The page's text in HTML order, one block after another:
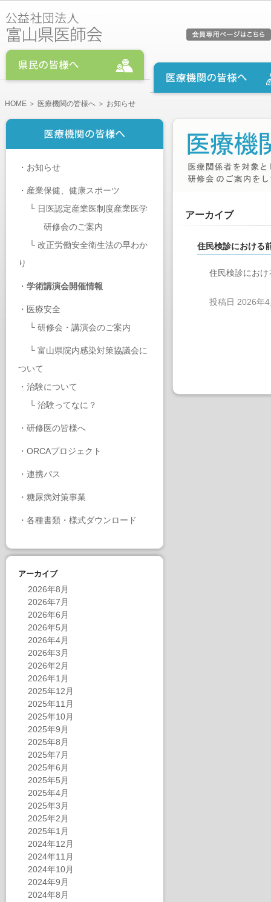
HOME ＞ 医療機関の皆様へ ＞ お知らせ
・ お知らせ
・ 産業保健、健康スポーツ
└ 日医認定産業医制度産業医学
研修会のご案内
└ 改正労働安全衛生法の早わか
り
・ 学術講演会開催情報
・ 医療安全
└ 研修会・講演会のご案内
└ 富山県院内感染対策協議会に
ついて
・ 治験について
└ 治験ってなに？
・ 研修医の皆様へ
・ ORCAプロジェクト
・ 連携パス
・ 糖尿病対策事業
・ 各種書類・様式ダウンロード
アーカイブ
2026年8月
2026年7月
2026年6月
2026年5月
2026年4月
2026年3月
2026年2月
2026年1月
2025年12月
2025年11月
2025年10月
2025年9月
2025年8月
2025年7月
2025年6月
2025年5月
2025年4月
2025年3月
2025年2月
2025年1月
2024年12月
2024年11月
2024年10月
2024年9月
2024年8月
アーカイブ
住民検診における
住民検診にお
投稿日 2026年